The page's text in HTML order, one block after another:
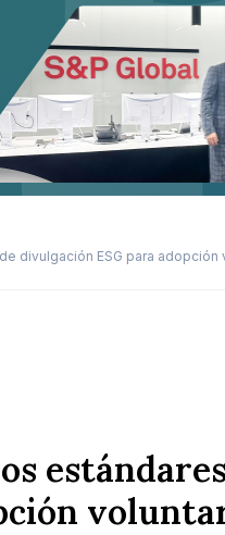
divulgación ESG para adopción